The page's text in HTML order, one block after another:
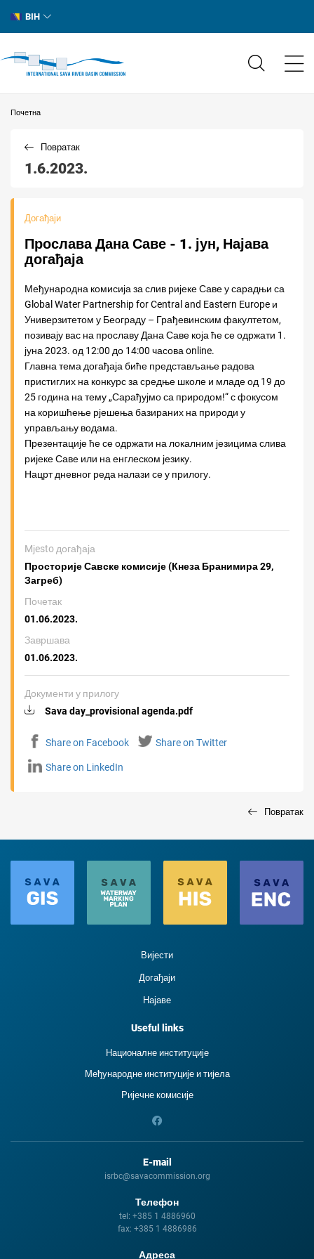
BIH
Почетна
1.6.2023.
Повратак
Догађаји
Прослава Дана Саве - 1. јун, Најава
догађаја
Међународна комисија за слив ријеке Саве у сарадњи са
Global Water Partnership for Central and Eastern Europe и
Универзитетом у Београду – Грађевинским факултетом,
позивају вас на прославу Дана Саве која ће се одржати 1.
јуна 2023. од 12:00 до 14:00 часова online.
Главна тема догађаја биће представљање радова
пристиглих на конкурс за средње школе и младе од 19 до
25 година на тему „Сарађујмо са природом!“ с фокусом
на коришћење рјешења базираних на природи у
управљању водама.
Презентације ће се одржати на локалним језицима слива
ријеке Саве или на енглеском језику.
Нацрт дневног реда налази се у прилогу.
Mјesto догађаја
Просторије Савске комисије (Кнеза Бранимира 29,
Загреб)
Почетак
01.06.2023.
Завршава
01.06.2023.
Документи у прилогу
Sava day_provisional agenda.pdf
Share on Facebook Share on Twitter
Share on LinkedIn
Повратак
Вијести
Догађаји
Најаве
Useful links
Националне институције
Међународне институције и тиjела
Ријечне комисије
E-mail
isrbc@savacommission.org
Телефон
tel: +385 1 4886960
fax: +385 1 4886986
Адреса